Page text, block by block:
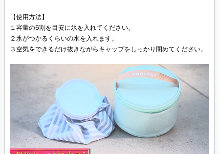
【使用方法】
１容量の6割を目安に氷を入れてください。
２氷がつかるくらいの水を入れます。
３空気をできるだけ抜きながらキャップをしっかり閉めてください。